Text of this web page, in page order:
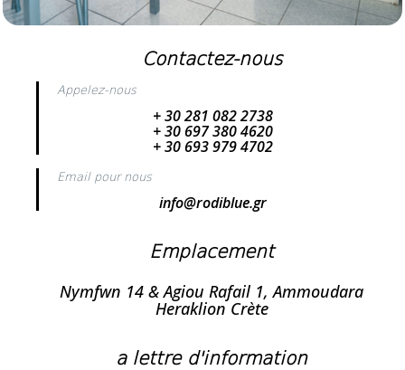
Contactez-nous
Appelez-nous
+ 30 281 082 2738
+ 30 697 380 4620
+ 30 693 979 4702
Email pour nous
info@rodiblue.gr
Emplacement
Nymfwn 14 & Agiou Rafail 1, Ammoudara
Heraklion Crète
a lettre d'information